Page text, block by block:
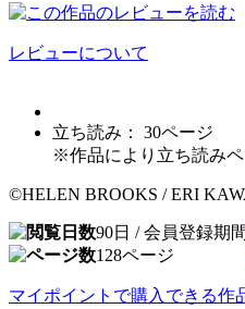
レビューについて
立ち読み： 30ページ
※作品により立ち読みペ
©HELEN BROOKS / ERI
90日 / 会員登録期間
128ページ
マイポイントで購入できる作